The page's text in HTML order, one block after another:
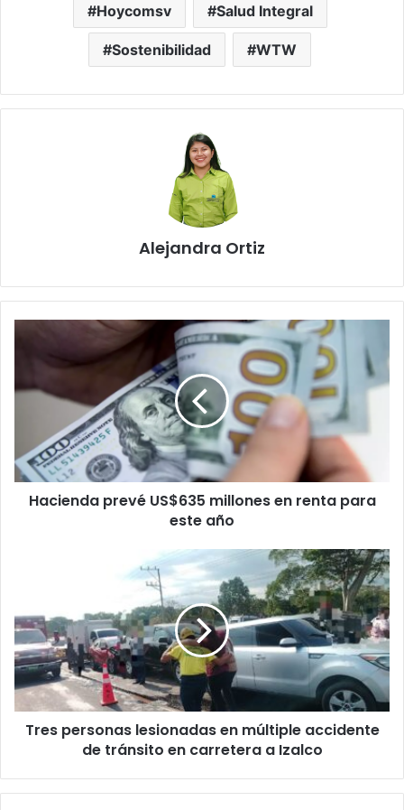
Hoycomsv Salud Integral
Sostenibilidad WTW
Alejandra Ortiz
Hacienda
US$635
millones
este
año
Hacienda prevé US$635 millones en renta para
este año
en
múltiple
accidente
de
tránsito
en
carretera
Tres personas lesionadas en múltiple accidente
de tránsito en carretera a Izalco